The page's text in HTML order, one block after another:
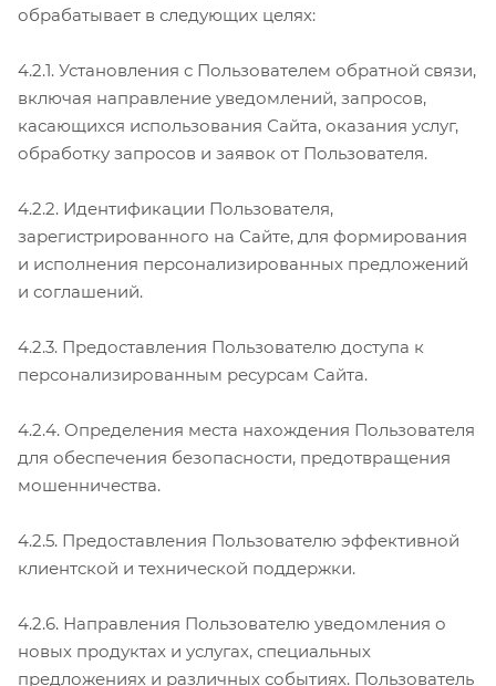
обрабатывает в следующих целях:
4.2.1. Установления с Пользователем обратной связи,
включая направление уведомлений, запросов,
касающихся использования Сайта, оказания услуг,
обработку запросов и заявок от Пользователя.
4.2.2. Идентификации Пользователя,
зарегистрированного на Сайте, для формирования
и исполнения персонализированных предложений
и соглашений.
4.2.3. Предоставления Пользователю доступа к
персонализированным ресурсам Сайта.
4.2.4. Определения места нахождения Пользователя
для обеспечения безопасности, предотвращения
мошенничества.
4.2.5. Предоставления Пользователю эффективной
клиентской и технической поддержки.
4.2.6. Направления Пользователю уведомления о
новых продуктах и услугах, специальных
предложениях и различных событиях. Пользователь